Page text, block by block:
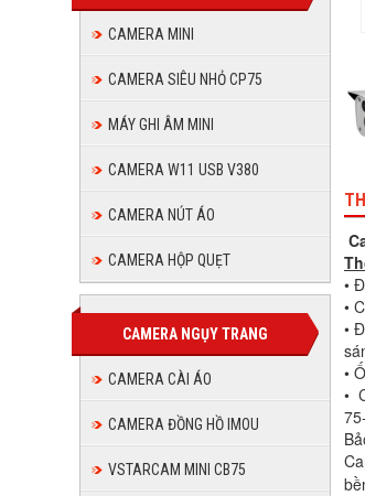
CAMERA MINI
CAMERA SIÊU NHỎ CP75
MÁY GHI ÂM MINI
CAMERA W11 USB V380
CAMERA NÚT ÁO
CAMERA HỘP QUẸT
CAMERA NGỤY TRANG
CAMERA CÀI ÁO
CAMERA ĐỒNG HỒ IMOU
VSTARCAM MINI CB75
•
•
•
•
•